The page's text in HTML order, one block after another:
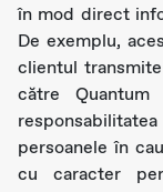
în mod direct
De exemplu,
clientul
către
persoanele în
cu caracter